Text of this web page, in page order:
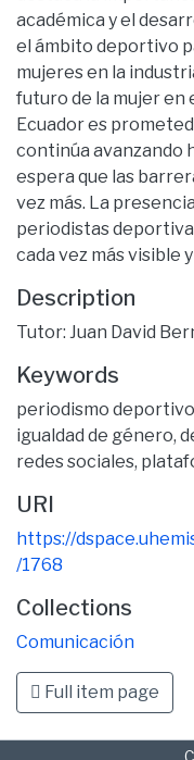
académica y el
el ámbito deportivo
mujeres en la
futuro de la mujer en
Ecuador es
continúa avanzando
espera que las
vez más. La
periodistas
cada vez más visible
Description
Tutor: Juan David
Keywords
periodismo deportivo
igualdad de género,
redes sociales,
URI
https://
/1768
Collections
Comunicación
Full item page